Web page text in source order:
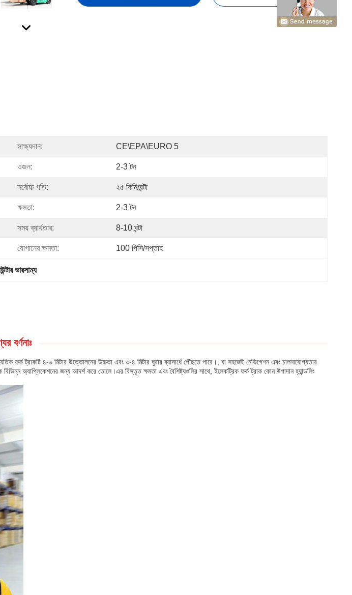
সাক্ষ্যদান: CE\EPA\EURO 5
ওজন: 2-3 টন
সর্বোচ্চ গতি: ২৫ কিমি/ঘন্টা
ক্ষমতা: 2-3 টন
সময় ব্যার্থতার: 8-10 ঘন্টা
যোগানের ক্ষমতা: 100 পিসি/সপ্তাহ
ভারসাম্য
বর্ণনাঃ
ফর্ক ট্রাকটি ৪-৬ মিটার উত্তোলনের উচ্চতা এবং ৩-৪ মিটার ঘুরার ব্যাসার্ধে পৌঁছতে পারে।, যা সহজেই নেভিগেশন এবং চালনাযোগ্যতার
অ্যাপ্লিকেশনের জন্য আদর্শ করে তোলে।এর বিস্তৃত ক্ষমতা এবং বৈশিষ্ট্যগুলির সাথে, ইলেকট্রিক ফর্ক ট্রাক কোন উপাদান হ্যান্ডলিং